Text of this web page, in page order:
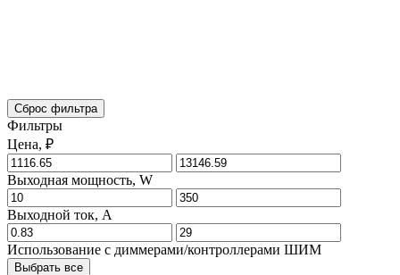
Сброс фильтра
Фильтры
Цена, ₽
Выходная мощность, W
Выходной ток, A
Использование с диммерами/контроллерами ШИМ
Выбрать все